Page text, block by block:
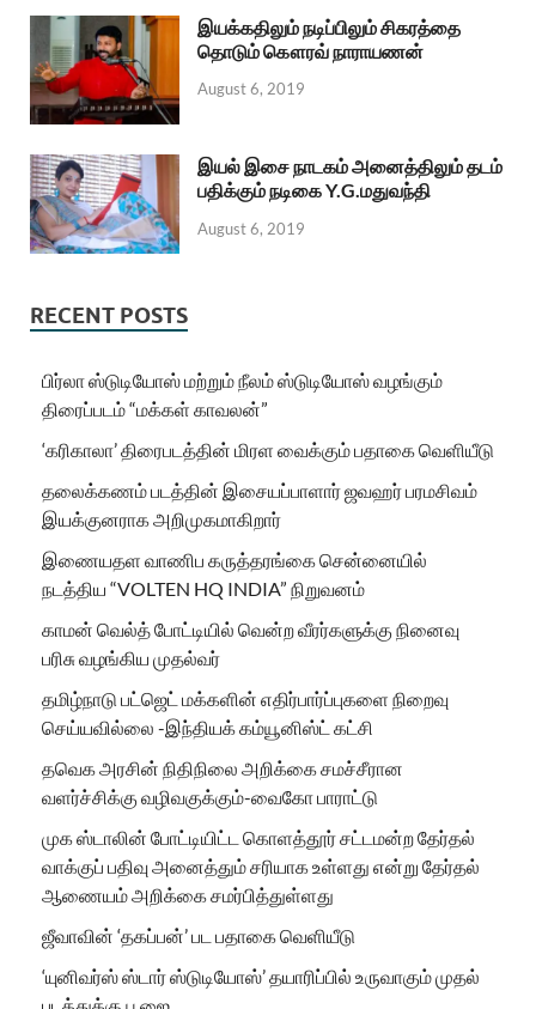
இயக்கதிலும் நடிப்பிலும் சிகரத்தை
தொடும் கௌரவ் நாராயணன்
August 6, 2019
இயல் இசை நாடகம் அனைத்திலும் தடம்
பதிக்கும் நடிகை Y.G.மதுவந்தி
August 6, 2019
RECENT POSTS
பிர்லா ஸ்டுடியோஸ் மற்றும் நீலம் ஸ்டுடியோஸ் வழங்கும்
திரைப்படம் “மக்கள் காவலன்”
‘கரிகாலா’ திரைபடத்தின் மிரள வைக்கும் பதாகை வெளியீடு
தலைக்கணம் படத்தின் இசையப்பாளார் ஜவஹர் பரமசிவம்
இயக்குனராக அறிமுகமாகிறார்
இணையதள வாணிப கருத்தரங்கை சென்னையில்
நடத்திய “VOLTEN HQ INDIA” நிறுவனம்
காமன் வெல்த் போட்டியில் வென்ற வீரர்களுக்கு நினைவு
பரிசு வழங்கிய முதல்வர்
தமிழ்நாடு பட்ஜெட் மக்களின் எதிர்பார்ப்புகளை நிறைவு
செய்யவில்லை -இந்தியக் கம்யூனிஸ்ட் கட்சி
தவெக அரசின் நிதிநிலை அறிக்கை சமச்சீரான
வளர்ச்சிக்கு வழிவகுக்கும்-வைகோ பாராட்டு
முக ஸ்டாலின் போட்டியிட்ட கொளத்தூர் சட்டமன்ற தேர்தல்
வாக்குப் பதிவு அனைத்தும் சரியாக உள்ளது என்று தேர்தல்
ஆணையம் அறிக்கை சமர்பித்துள்ளது
ஜீவாவின் ‘தகப்பன்’ பட பதாகை வெளியீடு
‘யுனிவர்ஸ் ஸ்டார் ஸ்டுடியோஸ்’ தயாரிப்பில் உருவாகும் முதல்